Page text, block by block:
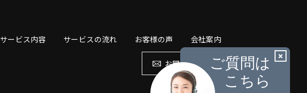
サービス内容 サービスの流れ お客様の声 会社案内
お問い合わせ